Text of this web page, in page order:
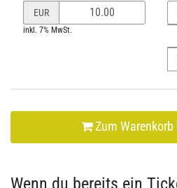
Preis
von
ermäßigtes
EUR
inkl. 7% MwSt.
Zum Warenkorb
Wenn du bereits ein